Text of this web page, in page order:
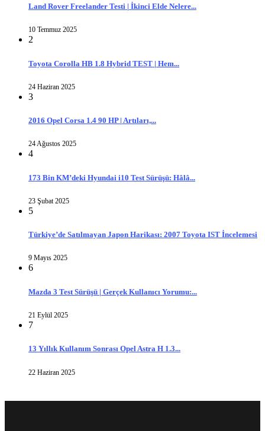
Land Rover Freelander Testi | İkinci Elde Nelere...
10 Temmuz 2025
2
Toyota Corolla HB 1.8 Hybrid TEST | Hem...
24 Haziran 2025
3
2016 Opel Corsa 1.4 90 HP | Artıları,...
24 Ağustos 2025
4
173 Bin KM’deki Hyundai i10 Test Sürüşü: Hâlâ...
23 Şubat 2025
5
Türkiye’de Satılmayan Japon Harikası: 2007 Toyota IST İncelemesi
9 Mayıs 2025
6
Mazda 3 Test Sürüşü | Gerçek Kullanıcı Yorumu:...
21 Eylül 2025
7
13 Yıllık Kullanım Sonrası Opel Astra H 1.3...
22 Haziran 2025